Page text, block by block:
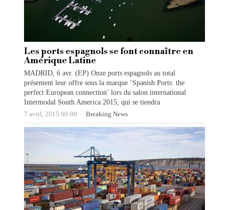
Les ports espagnols se font connaître en
Amérique Latine
MADRID, 6 avr. (EP) Onze ports espagnols au total
présentent leur offre sous la marque ‘Spanish Ports: the
perfect European connection’ lors du salon international
Intermodal South America 2015, qui se tiendra
7 avril, 2015 00:00 Breaking News